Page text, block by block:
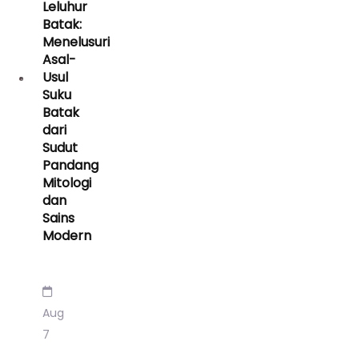
Leluhur
Batak:
Menelusuri
Asal-
Usul
Suku
Batak
dari
Sudut
Pandang
Mitologi
dan
Sains
Modern
Aug
7